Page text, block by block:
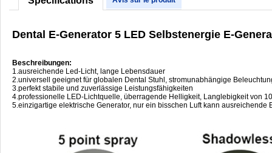
Dental E-Generator 5 LED Selbstenergie E-
Beschreibungen:
1.ausreichende Led-Licht, lange Lebensdauer
2.universell geeignet für globalen Dental Stuhl, stromunabhängige
3.perfekt stabile und zuverlässige Leistungsfähigkeiten
4.professionelle LED-Lichtquelle, überragende Helligkeit, Langlebigkeit von
5.einzigartige elektrische Generator, nur ein bisschen Luft kann ausreichende